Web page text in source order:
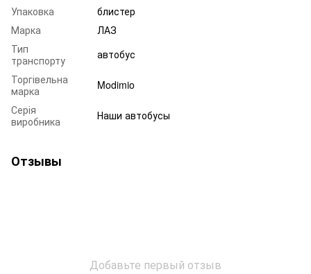
Упаковка
блистер
Марка
ЛАЗ
Тип
транспорту
автобус
Торгівельна
марка
Modimio
Серія
виробника
Наши автобусы
Отзывы
Добавьте первый отзыв